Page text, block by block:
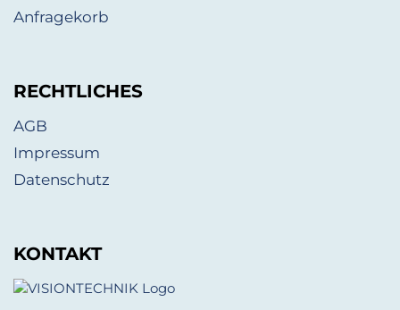
Anfragekorb
RECHTLICHES
AGB
Impressum
Datenschutz
KONTAKT